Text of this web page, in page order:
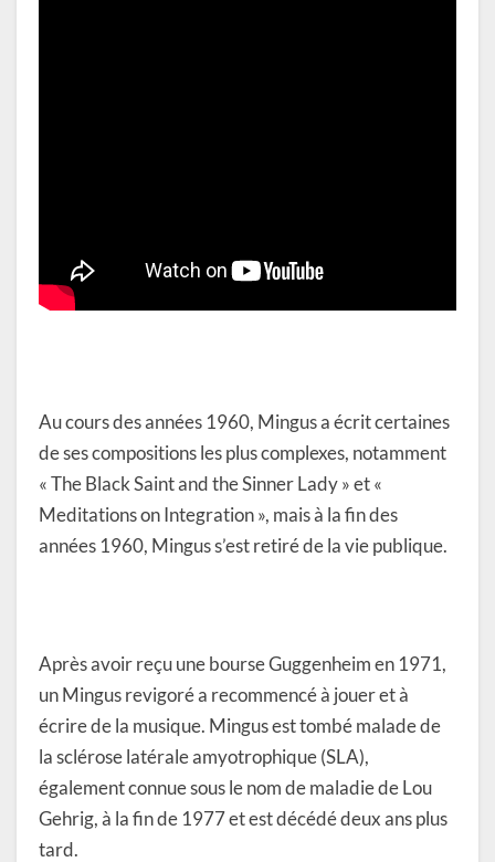
Au cours des années 1960, Mingus a écrit certaines
de ses compositions les plus complexes, notamment
« The Black Saint and the Sinner Lady » et «
Meditations on Integration », mais à la fin des
années 1960, Mingus s’est retiré de la vie publique.
Après avoir reçu une bourse Guggenheim en 1971,
un Mingus revigoré a recommencé à jouer et à
écrire de la musique. Mingus est tombé malade de
la sclérose latérale amyotrophique (SLA),
également connue sous le nom de maladie de Lou
Gehrig, à la fin de 1977 et est décédé deux ans plus
tard.